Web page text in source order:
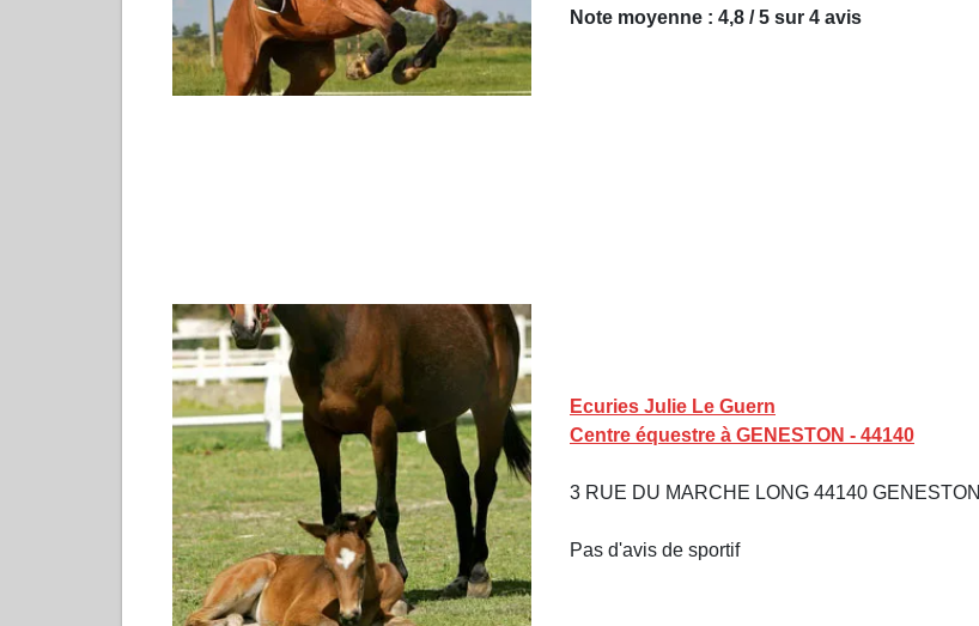
Note moyenne : 4,8 / 5 sur 4 avis
Ecuries Julie Le Guern
Centre équestre à GENESTON - 44140
3 RUE DU MARCHE LONG 44140 GENESTON
Pas d'avis de sportif